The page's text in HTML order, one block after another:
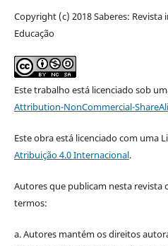
Copyright (c) 2018 Saberes:
Educação
Este trabalho está licenciado sob
Attribution-NonCommercial-
Este obra está licenciado com uma
Atribuição 4.0 Internacional.
Autores que publicam nesta revista
termos:
a. Autores mantém os direitos